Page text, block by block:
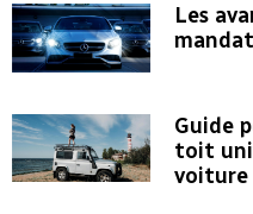
Les
Guide
toit
voiture